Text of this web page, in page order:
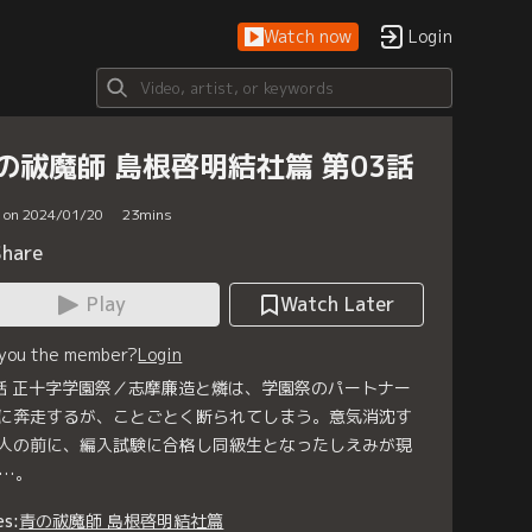
Watch now Login
祓魔師 島根啓明結社篇 第03話
2024/01/20 23mins
Play
Watch Later
the member?Login
正十字学園祭／志摩廉造と燐は、学園祭のパートナー
奔走するが、ことごとく断られてしまう。意気消沈す
の前に、編入試験に合格し同級生となったしえみが現
青の祓魔師 島根啓明結社篇